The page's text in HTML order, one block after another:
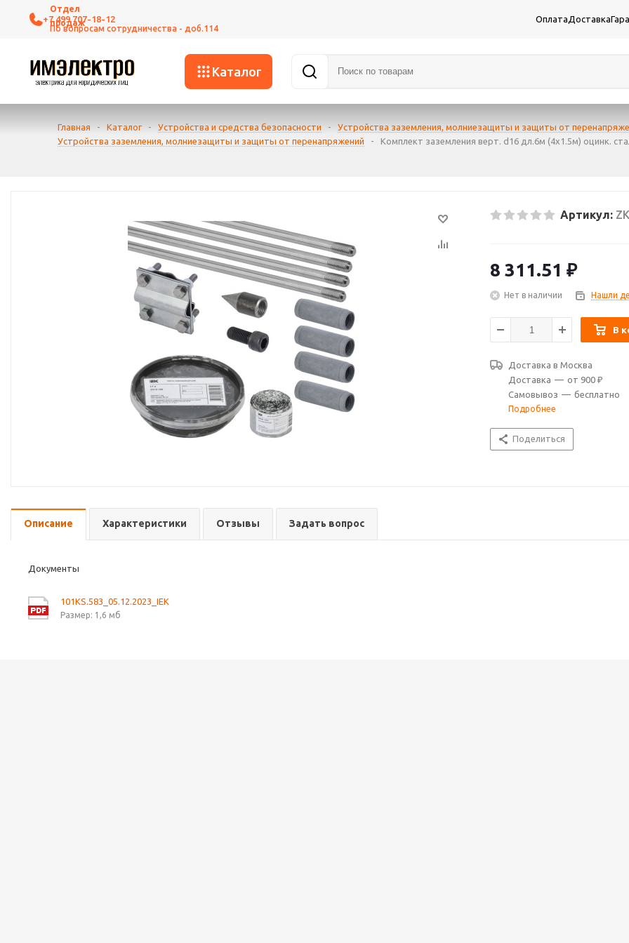
+7 499 707-18-12 ОплатаДоставка
Каталог
Главная - Каталог - Устройства и средства безопасности - Устройства заземления, молниезащиты и защиты от
Устройства заземления, молниезащиты и защиты от перенапряжений
- Комплект заземления верт. d16 дл.6м (4х1.5м) оцинк.
Артикул:
8 311.51 ₽
Нет в наличии Нашли
В
Доставка в Москва
Доставка — от 900 ₽
Самовывоз — бесплатно
Подробнее
Поделиться
Описание Характеристики Отзывы Задать вопрос
Документы
101KS.583_05.12.2023_IEK
Размер: 1,6 мб